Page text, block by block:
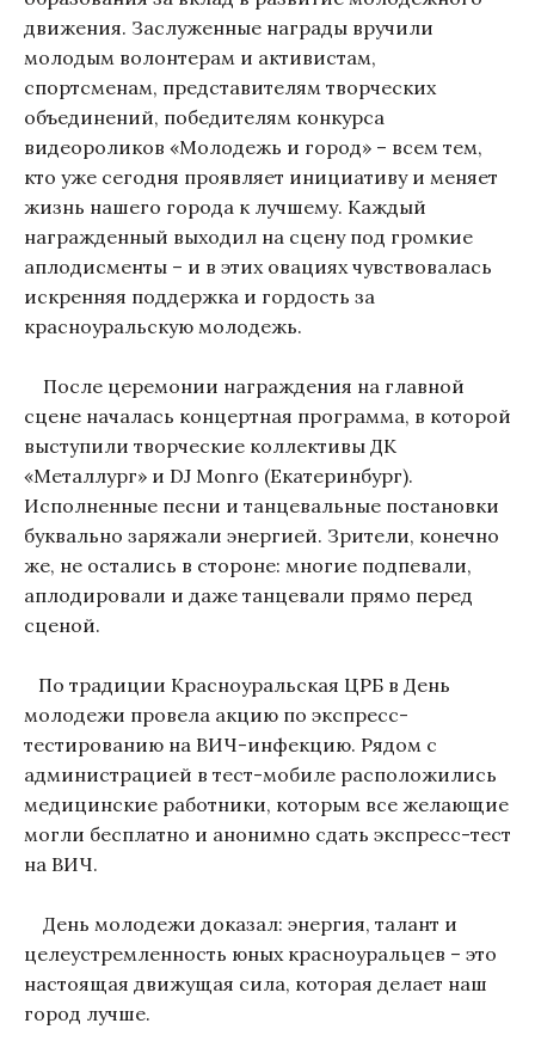
движения. Заслуженные награды вручили
молодым волонтерам и активистам,
спортсменам, представителям творческих
объединений, победителям конкурса
видеороликов «Молодежь и город» – всем тем,
кто уже сегодня проявляет инициативу и меняет
жизнь нашего города к лучшему. Каждый
награжденный выходил на сцену под громкие
аплодисменты – и в этих овациях чувствовалась
искренняя поддержка и гордость за
красноуральскую молодежь.
После церемонии награждения на главной
сцене началась концертная программа, в которой
выступили творческие коллективы ДК
«Металлург» и DJ Monro (Екатеринбург).
Исполненные песни и танцевальные постановки
буквально заряжали энергией. Зрители, конечно
же, не остались в стороне: многие подпевали,
аплодировали и даже танцевали прямо перед
сценой.
По традиции Красноуральская ЦРБ в День
молодежи провела акцию по экспресс-
тестированию на ВИЧ-инфекцию. Рядом с
администрацией в тест-мобиле расположились
медицинские работники, которым все желающие
могли бесплатно и анонимно сдать экспресс-тест
на ВИЧ.
День молодежи доказал: энергия, талант и
целеустремленность юных красноуральцев – это
настоящая движущая сила, которая делает наш
город лучше.